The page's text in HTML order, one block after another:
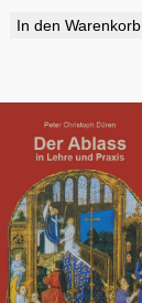
In den Warenkorb